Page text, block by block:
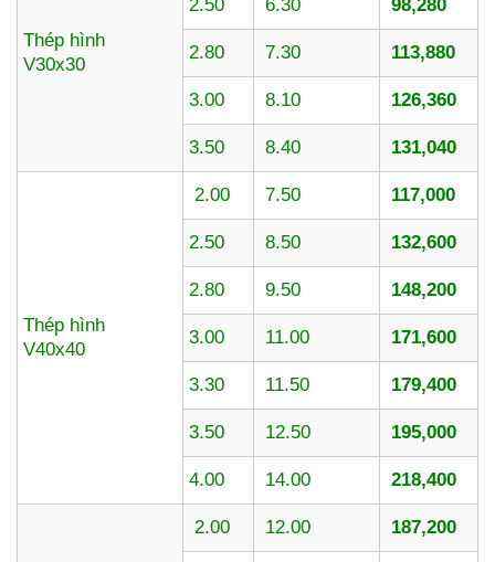
Thép hình
V30x30
2.50 6.30 98,280
2.80 7.30 113,880
3.00 8.10 126,360
3.50 8.40 131,040
Thép hình
V40x40
2.00 7.50 117,000
2.50 8.50 132,600
2.80 9.50 148,200
3.00 11.00 171,600
3.30 11.50 179,400
3.50 12.50 195,000
4.00 14.00 218,400
2.00 12.00 187,200